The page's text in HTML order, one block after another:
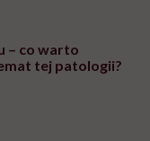
– co warto
tej patologii?